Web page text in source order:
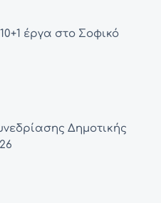
έργα στο Σοφικό
Δημοτικής